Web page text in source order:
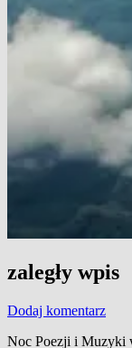
zaległy wpis
Dodaj komentarz
Noc Poezji i Muzyki